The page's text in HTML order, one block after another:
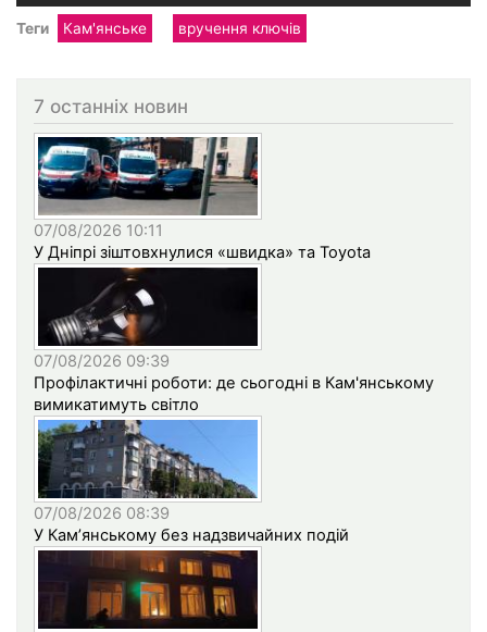
Теги Кам'янське вручення ключів
7 останніх новин
07/08/2026 10:11
У Дніпрі зіштовхнулися «швидка» та Toyota
07/08/2026 09:39
Профілактичні роботи: де сьогодні в Кам'янському
вимикатимуть світло
07/08/2026 08:39
У Кам’янському без надзвичайних подій